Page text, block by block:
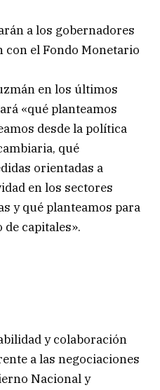
a los gobernadores
con el Fondo Monetario
en los últimos
«qué planteamos
desde la política
qué
orientadas a
en los sectores
y qué planteamos para
capitales».
y colaboración
a las negociaciones
Nacional y